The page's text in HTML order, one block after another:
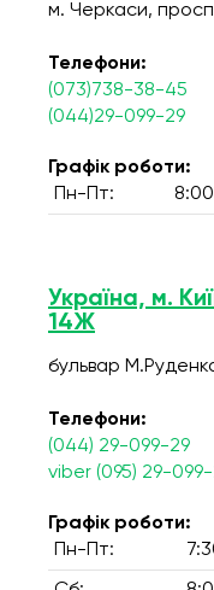
м. Черкаси,
Телефони:
(073)738-38-45
(044)29-099-29
Графік роботи:
Пн-Пт:
Україна, м.
14Ж
бульвар
Телефони:
(044) 29-099-29
viber (095) 29-
Графік роботи:
Пн-Пт: